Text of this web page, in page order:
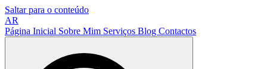
Saltar para o conteúdo
AR
Página Inicial Sobre Mim Serviços Blog Contactos